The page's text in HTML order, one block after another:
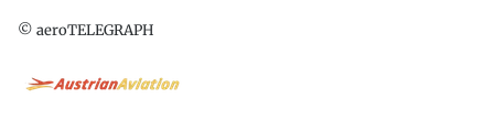
© aeroTELEGRAPH